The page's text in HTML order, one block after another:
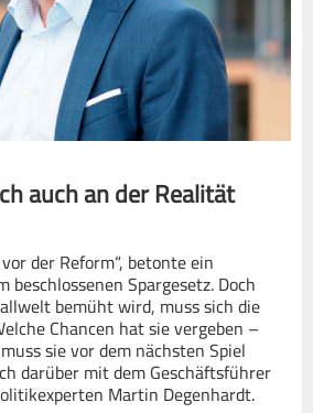
auch an der Realität
der Reform“, betonte ein
Spargesetz. Doch
bemüht wird, muss sich die
Chancen hat sie vergeben –
sie vor dem nächsten Spiel
darüber mit dem Geschäftsführer
Martin Degenhardt.